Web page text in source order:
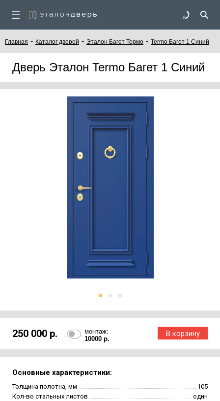
Главная - Каталог дверей - Эталон Багет Термо - Termo Багет 1 Синий
Дверь Эталон Termo Багет 1 Синий
250 000 р.
монтаж:
10000 р.
Основные характеристики:
Толщина полотна, мм
105
Кол-во стальных листов
один